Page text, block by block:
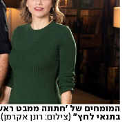
המומחים של 'חתונה ממבט
בתנאי לחץ" (צילום: רונן אקרמן)